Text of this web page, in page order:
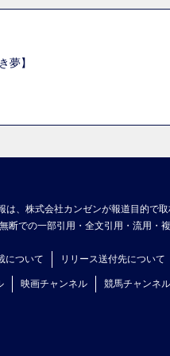
夢】
、株式会社カンゼンが報道目的で
断での一部引用・全文引用・流用・
について リリース送付先について
映画チャンネル 競馬チャンネル